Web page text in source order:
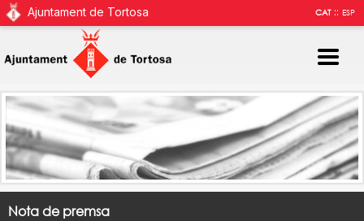
Ajuntament de Tortosa CAT::ESP
Nota de premsa